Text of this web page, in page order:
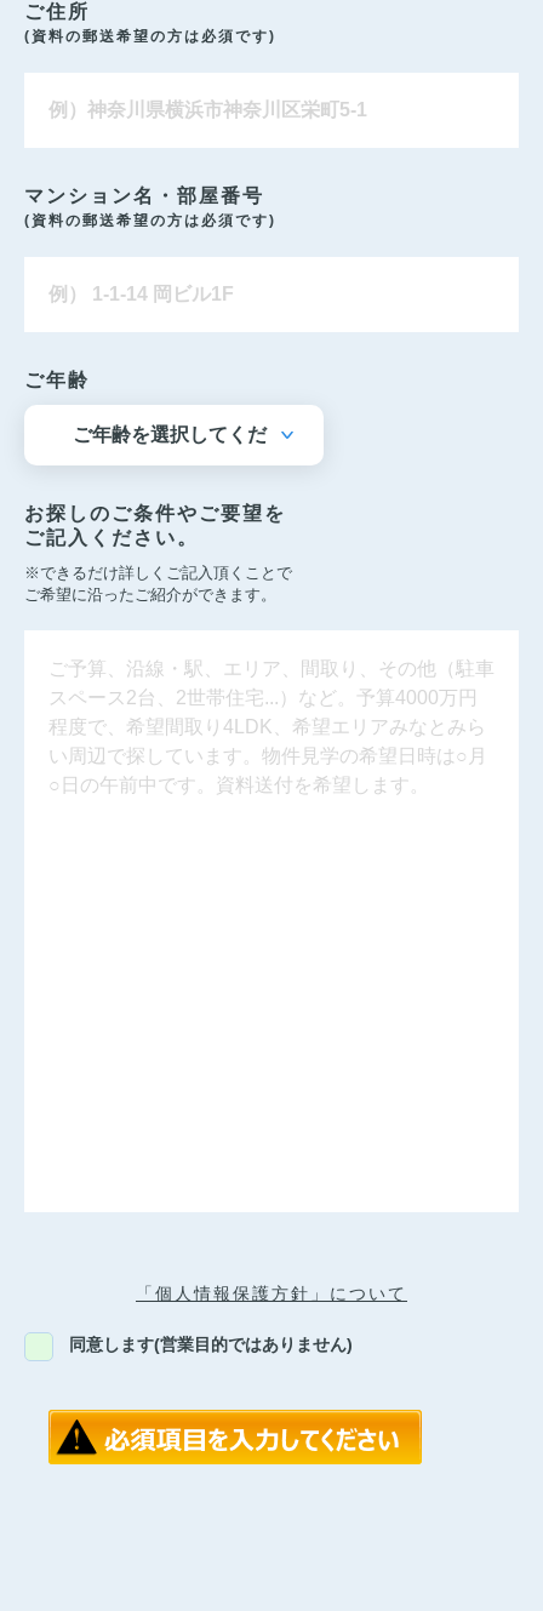
ご住所
(資料の郵送希望の方は必須です)
マンション名・部屋番号
(資料の郵送希望の方は必須です)
ご年齢
お探しのご条件やご要望を
ご記入ください。
※できるだけ詳しくご記入頂くことで
ご希望に沿ったご紹介ができます。
「個人情報保護方針」について
同意します(営業目的ではありません)